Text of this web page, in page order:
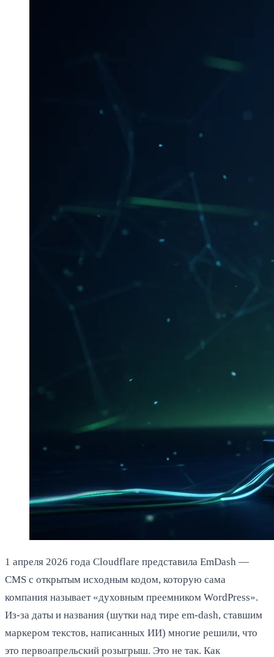
1 апреля 2026 года Cloudflare представила EmDash —
CMS с открытым исходным кодом, которую сама
компания называет «духовным преемником WordPress».
Из-за даты и названия (шутки над тире em-dash, ставшим
маркером текстов, написанных ИИ) многие решили, что
это первоапрельский розыгрыш. Это не так. Как